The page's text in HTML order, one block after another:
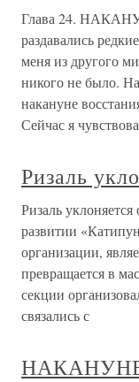
Глава 24.
раздавались
меня из другого
никого не было.
накануне
Сейчас я
Ризаль
Ризаль
развитии
организации,
превращается в
секции
связались с